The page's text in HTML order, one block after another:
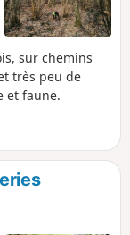
sur chemins
très peu de
et faune.